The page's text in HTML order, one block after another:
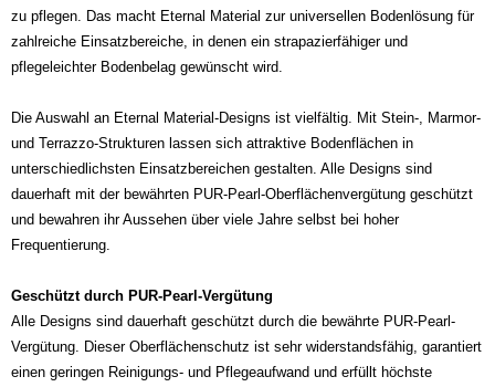
zu pflegen. Das macht Eternal Material zur universellen Bodenlösung für
zahlreiche Einsatzbereiche, in denen ein strapazierfähiger und
pflegeleichter Bodenbelag gewünscht wird.
Die Auswahl an Eternal Material-Designs ist vielfältig. Mit Stein-, Marmor-
und Terrazzo-Strukturen lassen sich attraktive Bodenflächen in
unterschiedlichsten Einsatzbereichen gestalten. Alle Designs sind
dauerhaft mit der bewährten PUR-Pearl-Oberflächenvergütung geschützt
und bewahren ihr Aussehen über viele Jahre selbst bei hoher
Frequentierung.
Geschützt durch PUR-Pearl-Vergütung
Alle Designs sind dauerhaft geschützt durch die bewährte PUR-Pearl-
Vergütung. Dieser Oberflächenschutz ist sehr widerstandsfähig, garantiert
einen geringen Reinigungs- und Pflegeaufwand und erfüllt höchste